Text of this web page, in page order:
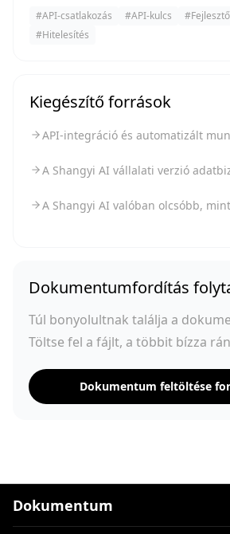
#API-csatlakozás #API-kulcs #
#Hitelesítés
Kiegészítő források
API-integráció és automatizált
A Shangyi AI vállalati verzió
A Shangyi AI valóban olcsóbb,
Dokumentumfordítás
Túl bonyolultnak találja a
Töltse fel a fájlt, a többit bízza
Dokumentum feltöltése
Dokumentum